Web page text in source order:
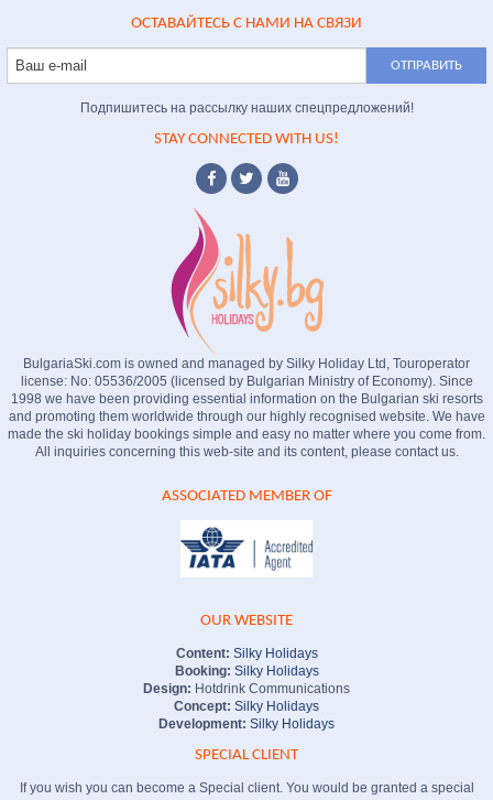
ОСТАВАЙТЕСЬ С НАМИ НА СВЯЗИ
Подпишитесь на рассылку наших спецпредложений!
STAY CONNECTED WITH US!
BulgariaSki.com is owned and managed by Silky Holiday Ltd, Touroperator
license: No: 05536/2005 (licensed by Bulgarian Ministry of Economy). Since
1998 we have been providing essential information on the Bulgarian ski resorts
and promoting them worldwide through our highly recognised website. We have
made the ski holiday bookings simple and easy no matter where you come from.
All inquiries concerning this web-site and its content, please contact us.
ASSOCIATED MEMBER OF
OUR WEBSITE
Content: Silky Holidays
Booking: Silky Holidays
Design: Hotdrink Communications
Concept: Silky Holidays
Development: Silky Holidays
SPECIAL CLIENT
If you wish you can become a Special client. You would be granted a special